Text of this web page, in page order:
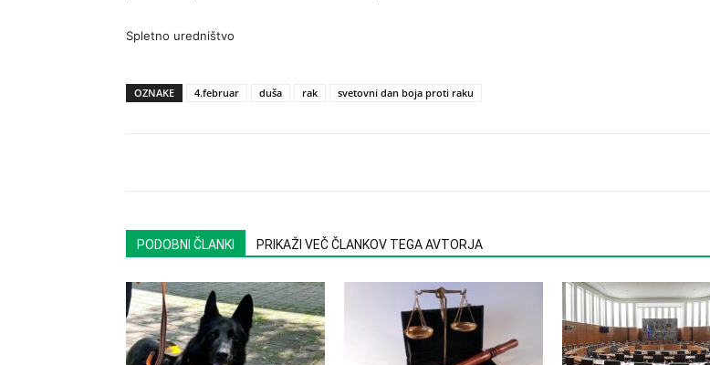
Spletno uredništvo
OZNAKE 4.februar duša rak svetovni dan boja proti raku
PODOBNI ČLANKI PRIKAŽI VEČ ČLANKOV TEGA AVTORJA